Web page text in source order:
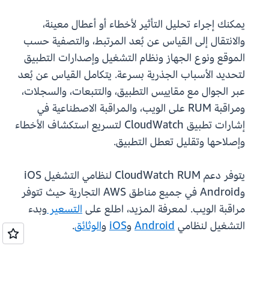
يمكنك إجراء تحليل التأثير لأخطاء أو أعطال معينة،
والانتقال إلى القياس عن بُعد المرتبط، والتصفية حسب
الموقع ونوع الجهاز ونظام التشغيل وإصدارات التطبيق
لتحديد الأسباب الجذرية بسرعة. يتكامل القياس عن بُعد
عبر الجوال مع مقاييس التطبيق، والتتبعات، والسجلات،
ومراقبة RUM على الويب، والمراقبة الاصطناعية في
إشارات تطبيق CloudWatch لتسريع استكشاف الأخطاء
وإصلاحها وتقليل تعطل التطبيق.
يتوفر دعم CloudWatch RUM لنظامي التشغيل iOS
وAndroid في جميع مناطق AWS التجارية حيث تتوفر
مراقبة الويب. لمعرفة المزيد، اطلع علىالتسعيروبدء
التشغيل لنظاميAndroidوiOSوالوثائق.